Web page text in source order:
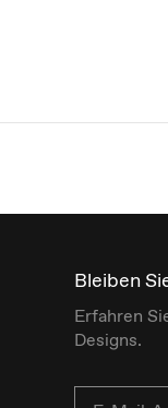
Bleiben
Erfahren
Designs.